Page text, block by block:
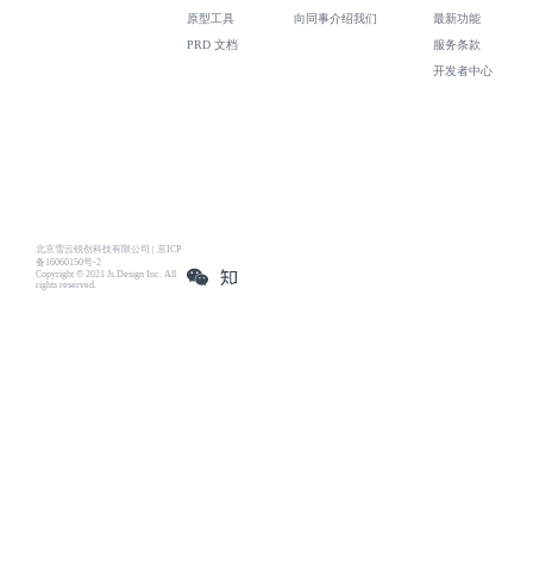
北京雪云锐创科技有限公司 | 京ICP
备16060150号-2
Copyright © 2021 Js.Design Inc. All
rights reserved.
原型工具
PRD 文档
向同事介绍我们 最新功能
服务条款
开发者中心